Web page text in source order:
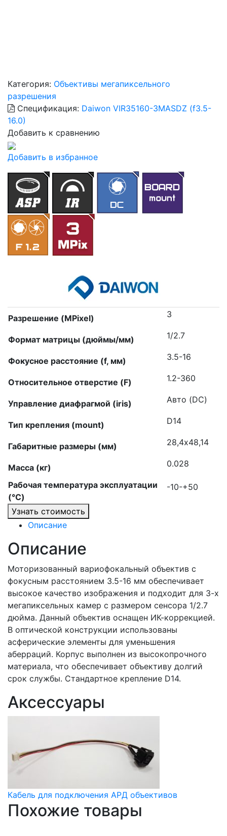
Категория: Объективы мегапиксельного
разрешения
Спецификация: Daiwon VIR35160-3MASDZ (f3.5-
16.0)
Добавить к сравнению
Добавить в избранное
Разрешение (MPixel) 3
Формат матрицы (дюймы/мм) 1/2.7
Фокусное расстояние (f, мм) 3.5-16
Относительное отверстие (F) 1.2-360
Управление диафрагмой (iris) Авто (DC)
Тип крепления (mount) D14
Габаритные размеры (мм) 28,4х48,14
Масса (кг) 0.028
Рабочая температура эксплуатации
(°C)
-10-+50
Узнать стоимость
Описание
Описание
Моторизованный вариофокальный объектив с
фокусным расстоянием 3.5-16 мм обеспечивает
высокое качество изображения и подходит для 3-х
мегапиксельных камер с размером сенсора 1/2.7
дюйма. Данный объектив оснащен ИК-коррекцией.
В оптической конструкции использованы
асферические элементы для уменьшения
аберраций. Корпус выполнен из высокопрочного
материала, что обеспечивает объективу долгий
срок службы. Стандартное крепление D14.
Аксессуары
Кабель для подключения АРД объективов
Похожие товары